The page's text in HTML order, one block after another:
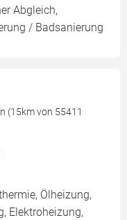
Abgleich,
/ Badsanierung
(15km von 55411
Ölheizung,
Elektroheizung,